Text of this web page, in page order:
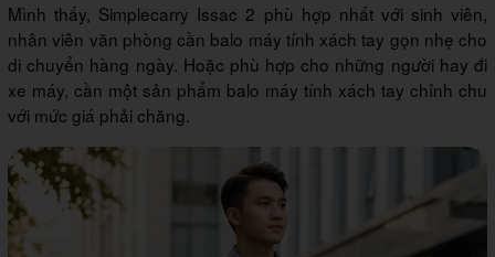
Mình thấy, Simplecarry Issac 2 phù hợp nhất với sinh viên,
nhân viên văn phòng cần balo máy tính xách tay gọn nhẹ cho
di chuyển hàng ngày. Hoặc phù hợp cho những người hay đi
xe máy, cần một sản phẩm balo máy tính xách tay chỉnh chu
với mức giá phải chăng.